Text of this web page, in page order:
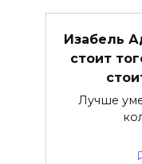
Изабель
стоит
Лучше